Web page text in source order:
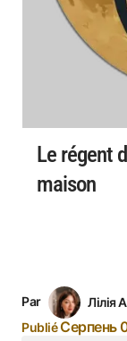
Le régent
maison
Par
Лілія
PubliéСерпень